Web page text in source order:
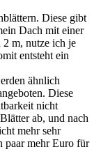
Diese gibt
Dach mit einer
m, nutze ich je
entsteht ein
ähnlich
Diese
nicht
ab, und nach
mehr sehr
paar mehr Euro für